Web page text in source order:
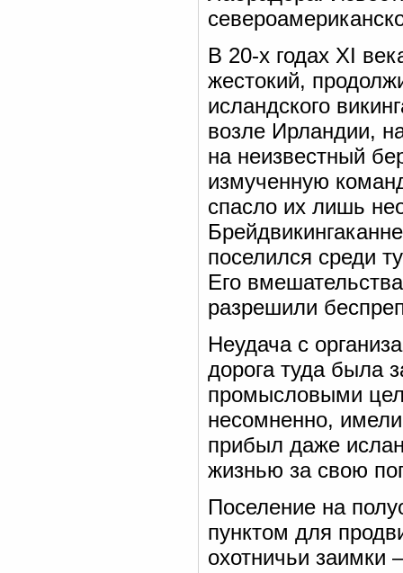
В 20-х годах XI
жестокий,
исландского
возле Ирландии,
на неизвестный
измученную
спасло их лишь
поселился среди
Его
разрешили
Неудача с
дорога туда была
промысловыми
несомненно,
прибыл даже
жизнью за свою
Поселение на
пунктом для
охотничьи заимки